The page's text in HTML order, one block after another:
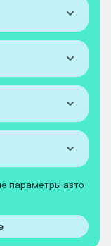
параметры авто